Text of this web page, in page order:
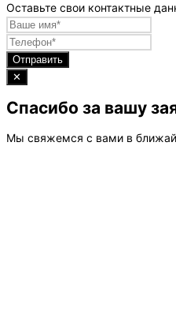
Оставьте свои контактные
Отправить
✕
Спасибо за вашу
Мы свяжемся с вами в